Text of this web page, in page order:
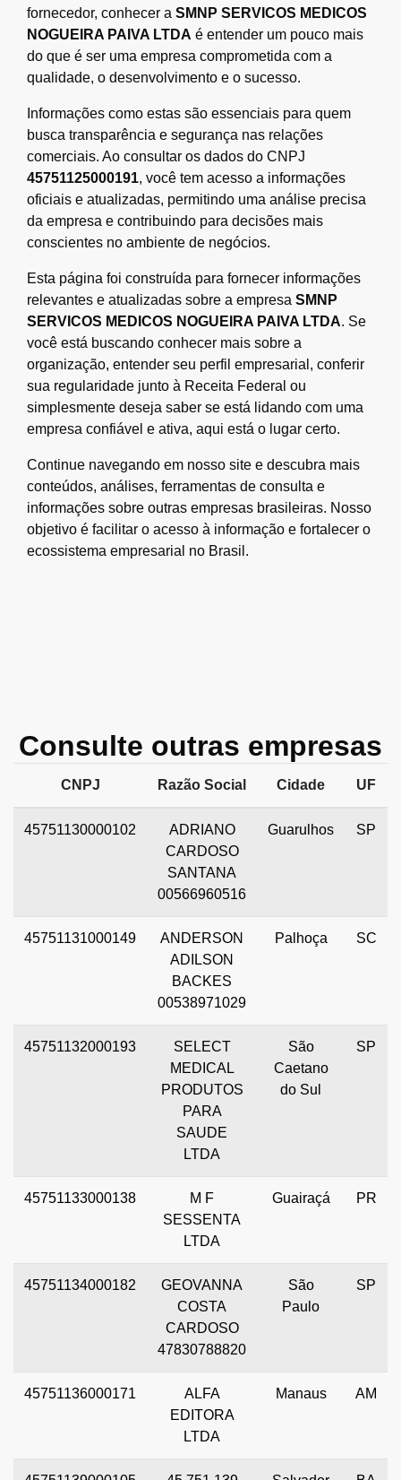
fornecedor, conhecer a SMNP SERVICOS MEDICOS
NOGUEIRA PAIVA LTDA é entender um pouco mais
do que é ser uma empresa comprometida com a
qualidade, o desenvolvimento e o sucesso.
Informações como estas são essenciais para quem
busca transparência e segurança nas relações
comerciais. Ao consultar os dados do CNPJ
45751125000191, você tem acesso a informações
oficiais e atualizadas, permitindo uma análise precisa
da empresa e contribuindo para decisões mais
conscientes no ambiente de negócios.
Esta página foi construída para fornecer informações
relevantes e atualizadas sobre a empresa SMNP
SERVICOS MEDICOS NOGUEIRA PAIVA LTDA. Se
você está buscando conhecer mais sobre a
organização, entender seu perfil empresarial, conferir
sua regularidade junto à Receita Federal ou
simplesmente deseja saber se está lidando com uma
empresa confiável e ativa, aqui está o lugar certo.
Continue navegando em nosso site e descubra mais
conteúdos, análises, ferramentas de consulta e
informações sobre outras empresas brasileiras. Nosso
objetivo é facilitar o acesso à informação e fortalecer o
ecossistema empresarial no Brasil.
Consulte outras empresas
CNPJ Razão Social Cidade UF
45751130000102
ADRIANO
CARDOSO
SANTANA
00566960516
Guarulhos SP
45751131000149
ANDERSON
ADILSON
BACKES
00538971029
Palhoça SC
45751132000193
SELECT
MEDICAL
PRODUTOS
PARA
SAUDE
LTDA
São
Caetano
do Sul
SP
45751133000138
M F
SESSENTA
LTDA
Guairaçá PR
45751134000182
GEOVANNA
COSTA
CARDOSO
47830788820
São
Paulo
SP
45751136000171
ALFA
EDITORA
LTDA
Manaus AM